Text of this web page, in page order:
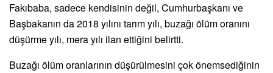
Fakıbaba, sadece kendisinin değil, Cumhurbaşkanı ve
Başbakanın da 2018 yılını tarım yılı, buzağı ölüm oranını
düşürme yılı, mera yılı ilan ettiğini belirtti.
Buzağı ölüm oranlarının düşürülmesini çok önemsediğinin